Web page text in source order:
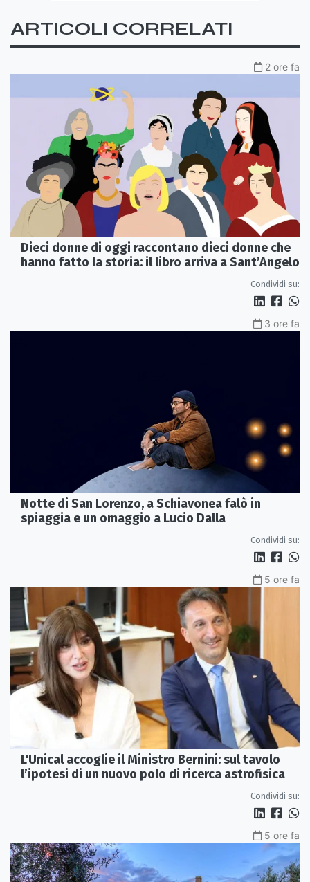
ARTICOLI CORRELATI
2 ore fa
Dieci donne di oggi raccontano dieci donne che
hanno fatto la storia: il libro arriva a Sant’Angelo
Condividi su:
3 ore fa
Notte di San Lorenzo, a Schiavonea falò in
spiaggia e un omaggio a Lucio Dalla
Condividi su:
5 ore fa
L'Unical accoglie il Ministro Bernini: sul tavolo
l’ipotesi di un nuovo polo di ricerca astrofisica
Condividi su:
5 ore fa